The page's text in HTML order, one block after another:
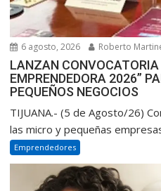
6 agosto, 2026 Roberto
LANZAN
EMPRENDEDORA 2026”
PEQUEÑOS NEGOCIOS
TIJUANA.- (5 de Agosto/26)
las micro y pequeñas
Emprendedores